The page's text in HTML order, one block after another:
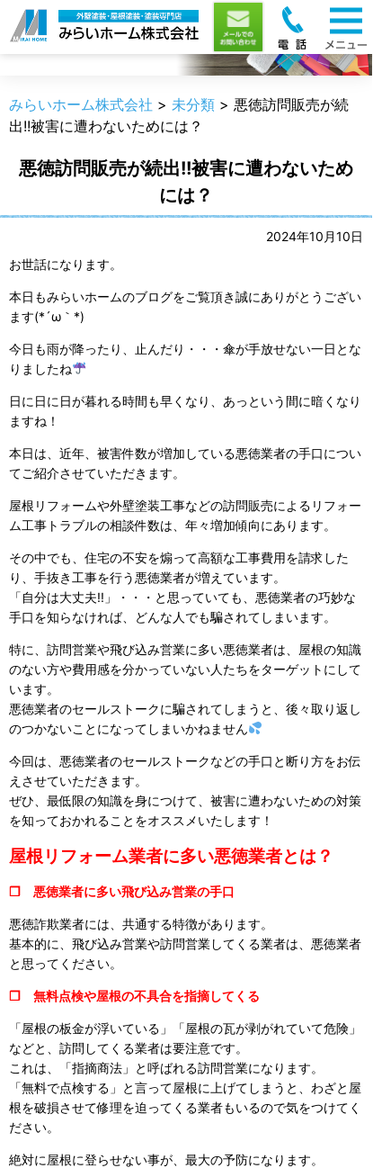
職人のうんちく
みらいホーム株式会社 > 未分類 > 悪徳訪問販売が続
出!!被害に遭わないためには？
悪徳訪問販売が続出!!被害に遭わないため
には？
2024年10月10日
お世話になります。
本日もみらいホームのブログをご覧頂き誠にありがとうござい
ます(*´ω｀*)
今日も雨が降ったり、止んだり・・・傘が手放せない一日とな
りましたね
日に日に日が暮れる時間も早くなり、あっという間に暗くなり
ますね！
本日は、近年、被害件数が増加している悪徳業者の手口につい
てご紹介させていただきます。
屋根リフォームや外壁塗装工事などの訪問販売によるリフォー
ム工事トラブルの相談件数は、年々増加傾向にあります。
その中でも、住宅の不安を煽って高額な工事費用を請求した
り、手抜き工事を行う悪徳業者が増えています。
「自分は大丈夫!!」・・・と思っていても、悪徳業者の巧妙な
手口を知らなければ、どんな人でも騙されてしまいます。
特に、訪問営業や飛び込み営業に多い悪徳業者は、屋根の知識
のない方や費用感を分かっていない人たちをターゲットにして
います。
悪徳業者のセールストークに騙されてしまうと、後々取り返し
のつかないことになってしまいかねません
今回は、悪徳業者のセールストークなどの手口と断り方をお伝
えさせていただきます。
ぜひ、最低限の知識を身につけて、被害に遭わないための対策
を知っておかれることをオススメいたします！
屋根リフォーム業者に多い悪徳業者とは？
❒ 悪徳業者に多い飛び込み営業の手口
悪徳詐欺業者には、共通する特徴があります。
基本的に、飛び込み営業や訪問営業してくる業者は、悪徳業者
と思ってください。
❒ 無料点検や屋根の不具合を指摘してくる
「屋根の板金が浮いている」「屋根の瓦が剥がれていて危険」
などと、訪問してくる業者は要注意です。
これは、「指摘商法」と呼ばれる訪問営業になります。
「無料で点検する」と言って屋根に上げてしまうと、わざと屋
根を破損させて修理を迫ってくる業者もいるので気をつけてく
ださい。
絶対に屋根に登らせない事が、最大の予防になります。